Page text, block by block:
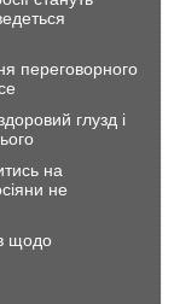
переговорного
глузд і
на
не
щодо